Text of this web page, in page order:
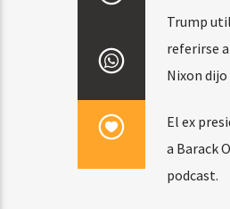
Trump
referirse
Nixon
El ex
a Barack
podcast.